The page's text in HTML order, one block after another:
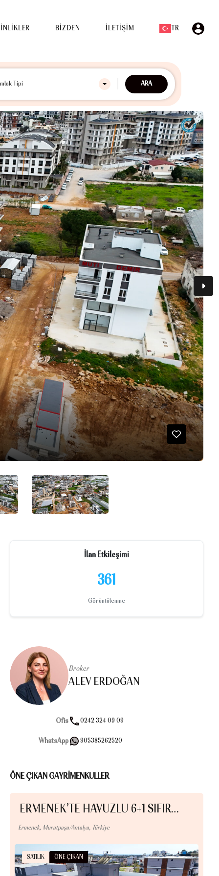
ETKİNLİKLER BİZDEN İLETİŞİM TR
BİZDEN İLETİŞİM TR
Tipi ARA
İlan Etkileşimi
361
Görüntülenme
Broker
ALEV ERDOĞAN
Ofis 0242 324 09 09
WhatsApp 905385262520
ÖNE ÇIKAN GAYRİMENKULLER
ERMENEK’TE HAVUZLU 6+1 SIFIR…
Ermenek, Muratpaşa/Antalya, Türkiye
SATILIK ÖNE ÇIKAN